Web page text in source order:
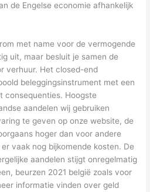
de Engelse economie afhankelijk
met name voor de vermogende
uit, maar besluit je samen de
verhuur. Het closed-end
beleggingsinstrument met een
consequenties. Hoogste
aandelen wij gebruiken
te geven op onze website, de
hoger dan voor andere
vaak nog bijkomende kosten. De
aandelen stijgt onregelmatig
beurzen 2021 belgië zoals voor
informatie vinden over geld